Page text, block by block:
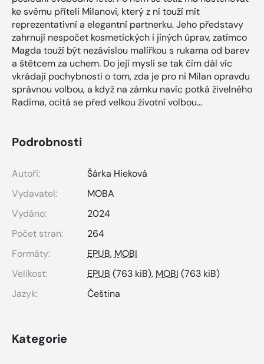
ke svému příteli Milanovi, který z ní touží mít
reprezentativní a elegantní partnerku. Jeho představy
zahrnují nespočet kosmetických i jiných úprav, zatímco
Magda touží být nezávislou malířkou s rukama od barev
a štětcem za uchem. Do její mysli se tak čím dál víc
vkrádají pochybnosti o tom, zda je pro ni Milan opravdu
správnou volbou, a když na zámku navíc potká živelného
Radima, ocitá se před velkou životní volbou…
Podrobnosti
Autoři:
Šárka Hieková
Vydavatel:
MOBA
Vydáno:
2024
Počet stran:
264
Formáty:
EPUB,MOBI
Velikost:
EPUB (763 kiB),MOBI (763 kiB)
Jazyk:
Čeština
Kategorie